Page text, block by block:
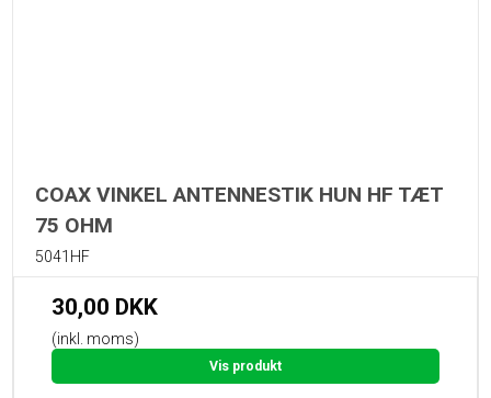
COAX VINKEL ANTENNESTIK HUN HF TÆT
75 OHM
5041HF
30,00 DKK
(inkl. moms)
Vis produkt